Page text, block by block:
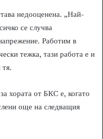
недооценена. „Най-
се случва
Работим в
тежка, тази работа е и
хората от БКС е, когато
още на следващия